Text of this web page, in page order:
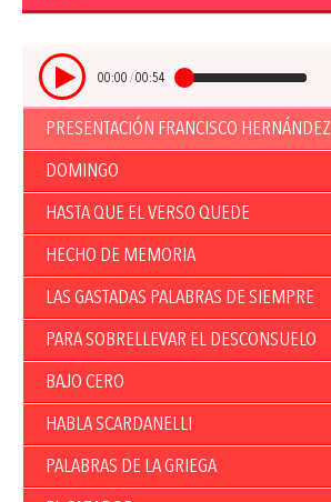
00:00 /00:54
PRESENTACIÓN FRANCISCO HERNÁNDEZ
DOMINGO
HASTA QUE EL VERSO QUEDE
HECHO DE MEMORIA
LAS GASTADAS PALABRAS DE SIEMPRE
PARA SOBRELLEVAR EL DESCONSUELO
BAJO CERO
HABLA SCARDANELLI
PALABRAS DE LA GRIEGA